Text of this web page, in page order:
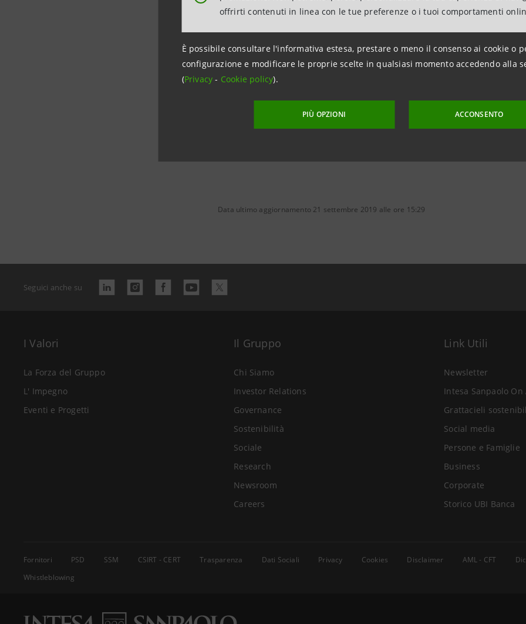
offrirti contenuti in linea con le tue preferenze o i tuoi comportamenti
È possibile consultare l'informativa estesa, prestare o meno il consenso ai cookie o
configurazione e modificare le proprie scelte in qualsiasi momento accedendo alla
(Privacy- Cookie policy).
PIÙ OPZIONI ACCONSENTO
Intesa Sanpaolo
Media Relations Banca dei Territori e Media locali
stampa@intesasanpaolo.com
www.intesasanpaolo.com/it/news
Data ultimo aggiornamento 21 settembre 2019 alle ore 15:29
Seguici anche su
I Valori
La Forza del Gruppo
L' Impegno
Eventi e Progetti
Il Gruppo
Chi Siamo
Investor Relations
Governance
Sostenibilità
Sociale
Research
Newsroom
Careers
Link Utili
Newsletter
Intesa Sanpaolo On
Grattacieli
Social media
Persone e Famiglie
Business
Corporate
Storico UBI Banca
Fornitori PSD SSM CSIRT - CERT Trasparenza Dati Sociali Privacy Cookies Disclaimer AML - CFT
Whistleblowing